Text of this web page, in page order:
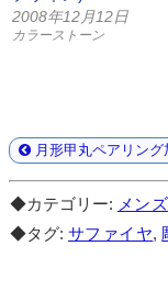
2008年12月12日
カラーストーン
月形甲丸ペアリング
◆カテゴリー: メンズ
◆タグ: サファイヤ,